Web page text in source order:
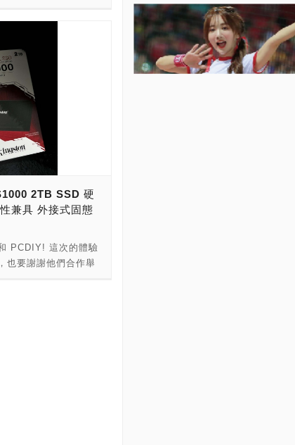
天的工作就是修圖、
作大致如此，晚上與
白天的工作相同。 再
我是個雙槍俠。我有
，華碩ROG STRIX
大部分工作都在這台
RTX 4090顯
剪輯，一台是生活
16，偶爾要去跟客
帶這台筆電出門。 白
檔案帶回家。也由於
檔案與素材檔案，若
案與影片檔案會被壓
再透過雲端傳輸，使
會使用外接式硬碟來
2TB SSD 硬
兼具 外接式固態
PCDIY! 這次的體驗
也要謝謝他們合作舉